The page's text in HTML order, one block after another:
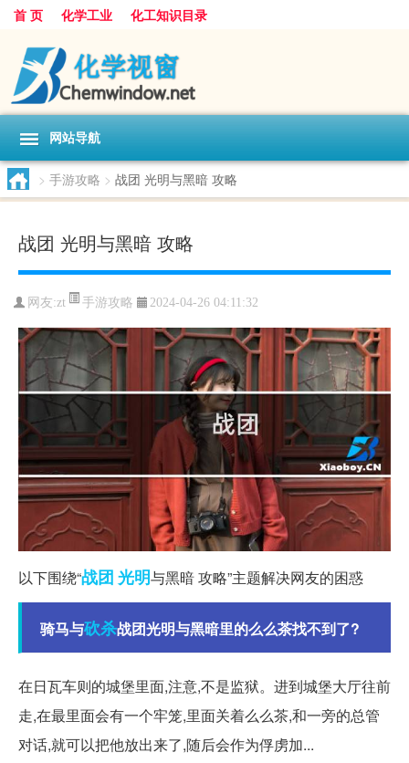
首 页 化学工业 化工知识目录
网站导航
> 手游攻略 > 战团 光明与黑暗 攻略
战团 光明与黑暗 攻略
网友:zt 手游攻略 2024-04-26 04:11:32
以下围绕“战团光明与黑暗 攻略”主题解决网友的困惑
骑马与砍杀战团光明与黑暗里的么么茶找不到了?
在日瓦车则的城堡里面,注意,不是监狱。进到城堡大厅往前
走,在最里面会有一个牢笼,里面关着么么茶,和一旁的总管
对话,就可以把他放出来了,随后会作为俘虏加...